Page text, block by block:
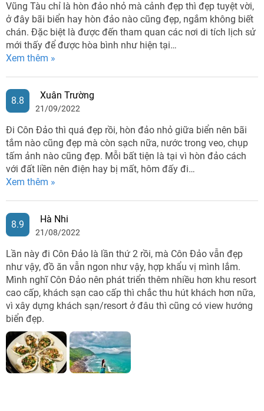
Vũng Tàu chỉ là hòn đảo nhỏ mà cảnh đẹp thì đẹp tuyệt vời,
ở đây bãi biển hay hòn đảo nào cũng đẹp, ngắm không biết
chán. Đặc biệt là được đến tham quan các nơi di tích lịch sử
mới thấy để được hòa bình như hiện tại…
Xem thêm »
8.8 Xuân Trường
21/09/2022
Đi Côn Đảo thì quá đẹp rồi, hòn đảo nhỏ giữa biển nên bãi
tắm nào cũng đẹp mà còn sạch nữa, nước trong veo, chụp
tấm ảnh nào cũng đẹp. Mỗi bất tiện là tại vì hòn đảo cách
với đất liền nên điện hay bị mất, hôm đấy đi…
Xem thêm »
8.9 Hà Nhi
21/08/2022
Lần này đi Côn Đảo là lần thứ 2 rồi, mà Côn Đảo vẫn đẹp
như vậy, đồ ăn vẫn ngon như vậy, hợp khẩu vị mình lắm.
Mình nghĩ Côn Đảo nên phát triển thêm nhiều hơn khu resort
cao cấp, khách sạn cao cấp thì chắc thu hút khách hơn nữa,
vì xây dựng khách sạn/resort ở đâu thì cũng có view hướng
biển đẹp.